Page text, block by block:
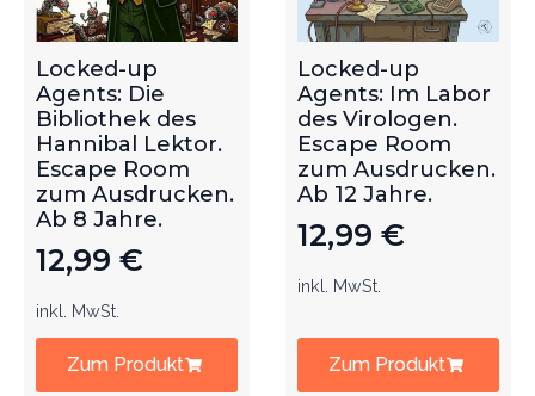
Locked-up
Agents: Die
Bibliothek des
Hannibal Lektor.
Escape Room
zum Ausdrucken.
Ab 8 Jahre.
12,99 €
inkl. MwSt.
Zum Produkt
Locked-up
Agents: Im Labor
des Virologen.
Escape Room
zum Ausdrucken.
Ab 12 Jahre.
12,99 €
inkl. MwSt.
Zum Produkt